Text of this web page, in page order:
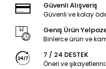
Güvenli Alışveriş
Güvenli ve kolay
Geniş Ürün
Binlerce ürün ve
7 / 24 DESTEK
Öneri ve